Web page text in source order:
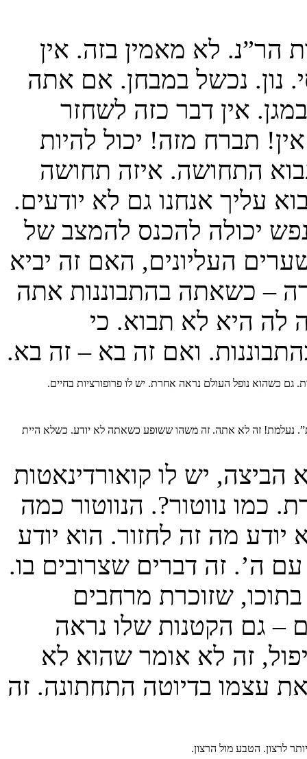
הר”נ. לא מאמין בזה. אין
נון. נכשל במבחן. אם אתה
אין דבר כזה לשחזר
תברח מזה! יכול להיות
התחושה. איזה תחושה
עליך אנחנו גם לא יודעים.
יכולה להכנס להמצב של
העליונים, האם זה יביא
– כשאתה בהתבוננות אתה
לה היא לא תבוא. כי
ואם זה בא – זה בא.
כשהוא נופל העולם נראה אחרת. יש לו פרופורציות בחיים.
נעלמת! זה לא אתה. זה משהו ששופע כשאתה לא יודע. כשלא היית
יש לו קואורדינאטות
נווטור?. הנווטור כמה
מה זה לחזור. הוא יודע
ה’. זה דברים שצרובים בו.
שזוכרת מרחבים
– גם הקטנות שלו נראה
זה לא אומר שהוא לא
עצמו בדיוטה התחתונה. זה
לרצון. הטבע מול הרצון.